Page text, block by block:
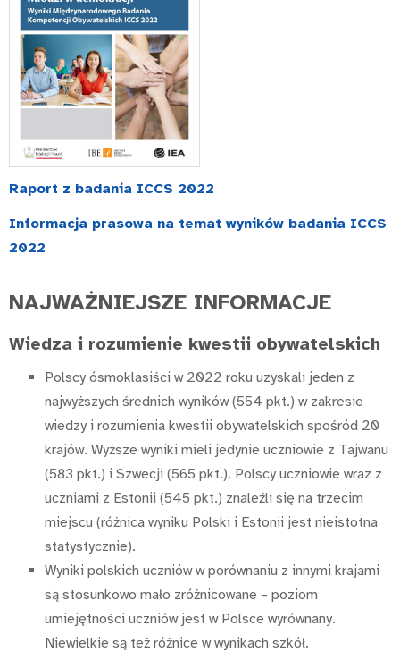
Raport z badania ICCS 2022
Informacja prasowa na temat wyników badania ICCS
2022
NAJWAŻNIEJSZE INFORMACJE
Wiedza i rozumienie kwestii obywatelskich
Polscy ósmoklasiści w 2022 roku uzyskali jeden z
najwyższych średnich wyników (554 pkt.) w zakresie
wiedzy i rozumienia kwestii obywatelskich spośród 20
krajów. Wyższe wyniki mieli jedynie uczniowie z Tajwanu
(583 pkt.) i Szwecji (565 pkt.). Polscy uczniowie wraz z
uczniami z Estonii (545 pkt.) znaleźli się na trzecim
miejscu (różnica wyniku Polski i Estonii jest nieistotna
statystycznie).
Wyniki polskich uczniów w porównaniu z innymi krajami
są stosunkowo mało zróżnicowane – poziom
umiejętności uczniów jest w Polsce wyrównany.
Niewielkie są też różnice w wynikach szkół.